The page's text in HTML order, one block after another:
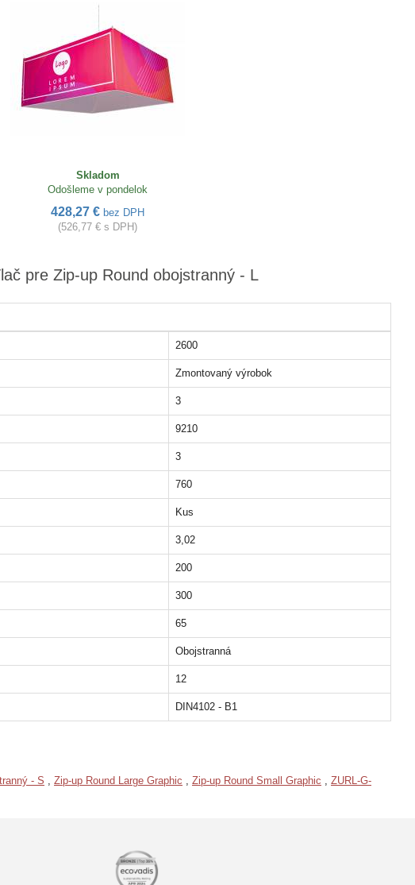
Skladom
Odošleme v pondelok
428,27 €bez DPH
(526,77 € s DPH)
pre Zip-up Round obojstranný - L
2600
Zmontovaný výrobok
3
9210
3
760
Kus
3,02
200
300
65
Obojstranná
12
DIN4102 - B1
- S , Zip-up Round Large Graphic , Zip-up Round Small Graphic , ZURL-G-